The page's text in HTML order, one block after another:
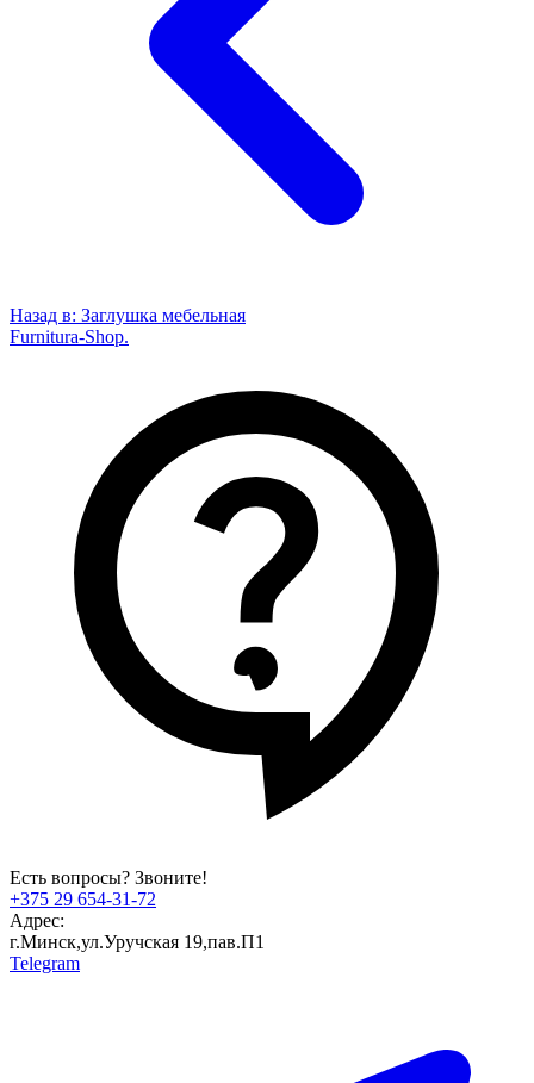
Назад в: Заглушка мебельная
Furnitura-Shop.
Есть вопросы? Звоните!
+375 29 654-31-72
Адрес:
г.Минск,ул.Уручская 19,пав.П1
Telegram